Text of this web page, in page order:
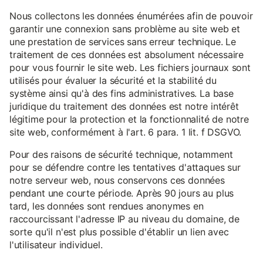
Nous collectons les données énumérées afin de pouvoir
garantir une connexion sans problème au site web et
une prestation de services sans erreur technique. Le
traitement de ces données est absolument nécessaire
pour vous fournir le site web. Les fichiers journaux sont
utilisés pour évaluer la sécurité et la stabilité du
système ainsi qu'à des fins administratives. La base
juridique du traitement des données est notre intérêt
légitime pour la protection et la fonctionnalité de notre
site web, conformément à l'art. 6 para. 1 lit. f DSGVO.
Pour des raisons de sécurité technique, notamment
pour se défendre contre les tentatives d'attaques sur
notre serveur web, nous conservons ces données
pendant une courte période. Après 90 jours au plus
tard, les données sont rendues anonymes en
raccourcissant l'adresse IP au niveau du domaine, de
sorte qu'il n'est plus possible d'établir un lien avec
l'utilisateur individuel.